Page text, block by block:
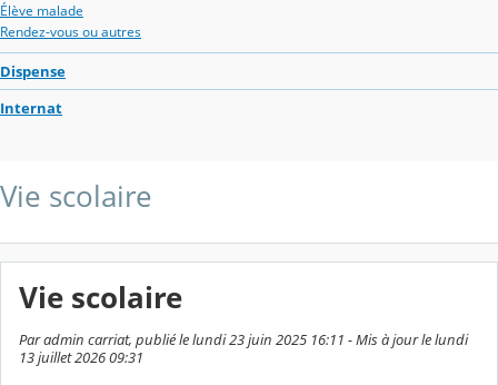
Élève malade
Rendez-vous ou autres
Dispense
Internat
Vie scolaire
Vie scolaire
Par admin carriat, publié le lundi 23 juin 2025 16:11 - Mis à jour le lundi
13 juillet 2026 09:31